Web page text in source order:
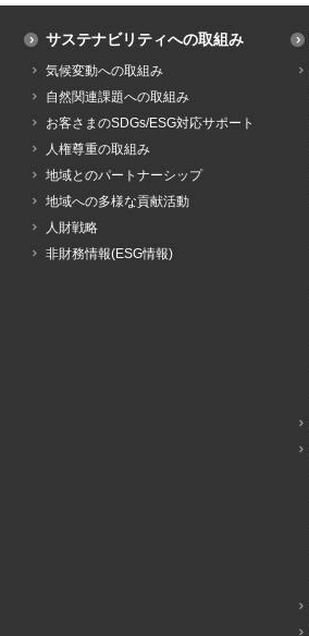
サステナビリティへの取組み
気候変動への取組み
自然関連課題への取組み
お客さまのSDGs/ESG対応サポート
人権尊重の取組み
地域とのパートナーシップ
地域への多様な貢献活動
人財戦略
非財務情報(ESG情報)